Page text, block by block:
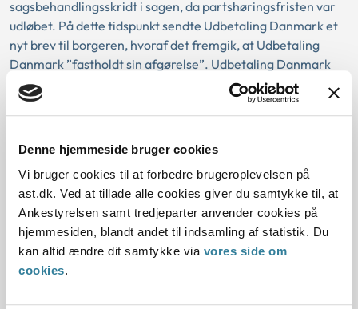
Denne hjemmeside bruger cookies
Vi bruger cookies til at forbedre brugeroplevelsen på
ast.dk. Ved at tillade alle cookies giver du samtykke til, at
Ankestyrelsen samt tredjeparter anvender cookies på
hjemmesiden, blandt andet til indsamling af statistik. Du
kan altid ændre dit samtykke via vores side om
cookies.
sagsbehandlingsskridt i sagen, da partshøringsfristen var
udløbet. På dette tidspunkt sendte Udbetaling Danmark et
nyt brev til borgeren, hvoraf det fremgik, at Udbetaling
Danmark ”fastholdt sin afgørelse”. Udbetaling Danmark
henviste til dagen efter udløbet af partshøringsfristen som
afgørelsesdato. Derefter sendte Udbetaling Danmark
Ankestyrelsen kunne i den konkrete sag på baggrund af det
samlede forløb, herunder sagsbehandlingsfejlenes
karakter og omfang, ikke udelukke, at det havde haft
betydning for sagen, hvorfor Ankestyrelsen ophævede
afgørelsen og sendte sagen tilbage til Udbetaling Danmark.